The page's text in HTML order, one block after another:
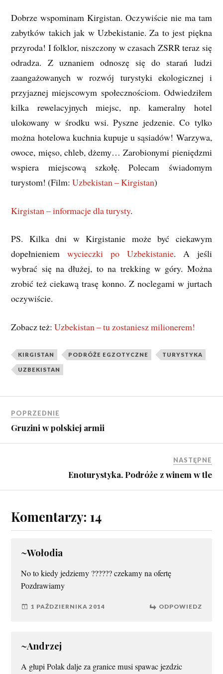
Dobrze wspominam Kirgistan. Oczywiście nie ma tam
zabytków takich jak w Uzbekistanie. Za to jest piękna
przyroda! I folklor, niszczony w czasach ZSRR teraz się
odradza. Z uznaniem odnoszę się do starań ludzi
zaangażowanych w rozwój turystyki ekologicznej i
przyjaznej miejscowym społecznościom. Odwiedziłem
kilka rewelacyjnych miejsc, np. kameralny hotel
ulokowany w środku wsi. Pyszne jedzenie. Co tylko
można hotelowa kuchnia kupuje u sąsiadów! Warzywa,
owoce, mięso, chleb, dżemy… Zarobionymi pieniędzmi
wspiera miejscową szkołę. Polecam świadomym
turystom! (Film:Uzbekistan – Kirgistan)
Kirgistan – informacje dla turysty.
PS. Kilka dni w Kirgistanie może być ciekawym
dopełnieniemwycieczki po Uzbekistanie. A jeśli
wybrać się na dłużej, to na trekking w góry. Można
zrobić też ciekawą trasę konno. Z noclegami w jurtach
oczywiście.
Zobacz też:Uzbekistan – tu zostaniesz milionerem!
KIRGISTAN PODRÓŻE EGZOTYCZNE TURYSTYKA
UZBEKISTAN
POPRZEDNIE
Gruzini w polskiej armii
NASTĘPNE
Enoturystyka. Podróże z winem w tle
Komentarzy: 14
~Wołodia
No to kiedy jedziemy ?????? czekamy na ofertę
Pozdrawiamy
1 PAŹDZIERNIKA 2014 ODPOWIEDZ
~Andrzej
A głupi Polak dalje za granice musi spawac jezdzic